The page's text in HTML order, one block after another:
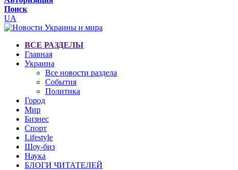
Поиск
UA
ВСЕ РАЗДЕЛЫ
Главная
Украина
Все новости раздела
События
Политика
Город
Мир
Бизнес
Спорт
Lifestyle
Шоу-биз
Наука
БЛОГИ ЧИТАТЕЛЕЙ